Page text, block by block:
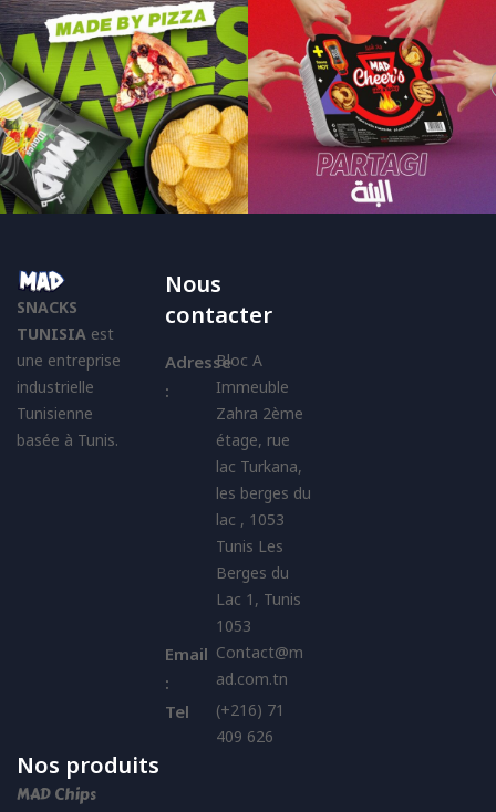
SNACKS
TUNISIA est
une entreprise
industrielle
Tunisienne
basée à Tunis.
Nous
contacter
Adresse
:
Bloc A
Immeuble
Zahra 2ème
étage, rue
lac Turkana,
les berges du
lac , 1053
Tunis Les
Berges du
Lac 1, Tunis
1053
Email
:
Contact@m
ad.com.tn
Tel
(+216) 71
409 626
Nos produits
MAD Chips